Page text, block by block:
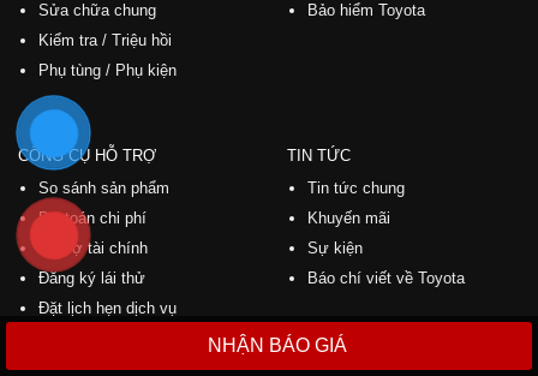
Sửa chữa chung
Kiểm tra / Triệu hồi
Phụ tùng / Phụ kiện
Bảo hiểm Toyota
CÔNG CỤ HỖ TRỢ
So sánh sản phẩm
Dự toán chi phí
Hỗ trợ tài chính
Đăng ký lái thử
Đặt lịch hẹn dịch vụ
TIN TỨC
Tin tức chung
Khuyến mãi
Sự kiện
Báo chí viết về Toyota
NHẬN BÁO GIÁ